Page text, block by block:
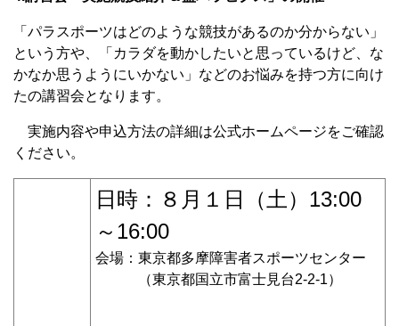
「パラスポーツはどのような競技があるのか分からない」
という方や、「カラダを動かしたいと思っているけど、な
かなか思うようにいかない」などのお悩みを持つ方に向け
たの講習会となります。
実施内容や申込方法の詳細は公式ホームページをご確認
ください。
日時：８月１日（土）13:00
～16:00
会場：東京都多摩障害者スポーツセンター
（東京都国立市富士見台2-2-1）